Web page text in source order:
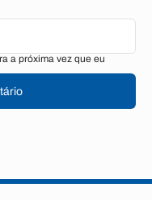
a próxima vez que eu